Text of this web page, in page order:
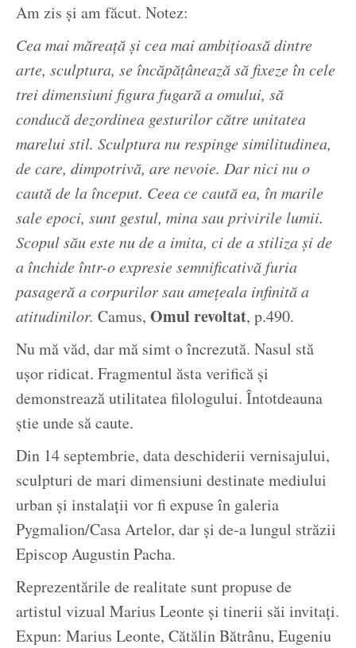
Am zis și am făcut. Notez:
Cea mai măreață și cea mai ambițioasă dintre
arte, sculptura, se încăpățânează să fixeze în cele
trei dimensiuni figura fugară a omului, să
conducă dezordinea gesturilor către unitatea
marelui stil. Sculptura nu respinge similitudinea,
de care, dimpotrivă, are nevoie. Dar nici nu o
caută de la început. Ceea ce caută ea, în marile
sale epoci, sunt gestul, mina sau privirile lumii.
Scopul său este nu de a imita, ci de a stiliza și de
a închide într-o expresie semnificativă furia
pasageră a corpurilor sau amețeala infinită a
atitudinilor. Camus, Omul revoltat, p.490.
Nu mă văd, dar mă simt o încrezută. Nasul stă
ușor ridicat. Fragmentul ăsta verifică și
demonstrează utilitatea filologului. Întotdeauna
știe unde să caute.
Din 14 septembrie, data deschiderii vernisajului,
sculpturi de mari dimensiuni destinate mediului
urban și instalații vor fi expuse în galeria
Pygmalion/Casa Artelor, dar și de-a lungul străzii
Episcop Augustin Pacha.
Reprezentările de realitate sunt propuse de
artistul vizual Marius Leonte și tinerii săi invitați.
Expun: Marius Leonte, Cătălin Bătrânu, Eugeniu